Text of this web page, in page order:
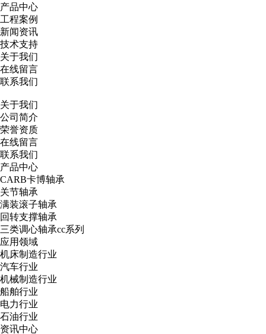
产品中心
工程案例
新闻资讯
技术支持
关于我们
在线留言
联系我们
关于我们
公司简介
荣誉资质
在线留言
联系我们
产品中心
CARB卡博轴承
关节轴承
满装滚子轴承
回转支撑轴承
三类调心轴承cc系列
应用领域
机床制造行业
汽车行业
机械制造行业
船舶行业
电力行业
石油行业
资讯中心